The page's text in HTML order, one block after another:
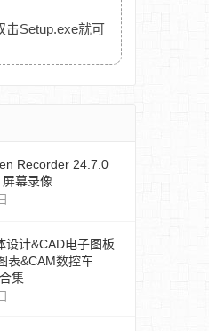
击Setup.exe就可
Recorder 24.7.0
幕录像
设计&CAD电子图板
表&CAM数控车
集